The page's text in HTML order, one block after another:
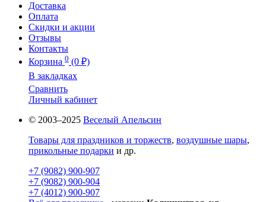
Доставка
Оплата
Скидки и акции
Отзывы
Контакты
Корзина 0 (0 ₽)
В закладках
Сравнить
Личный кабинет
© 2003–2025 Веселый Апельсин
Товары для праздников и торжеств, воздушные шары,
прикольные подарки и др.
+7 (9082) 900-907
+7 (9082) 900-904
+7 (4012) 900-907